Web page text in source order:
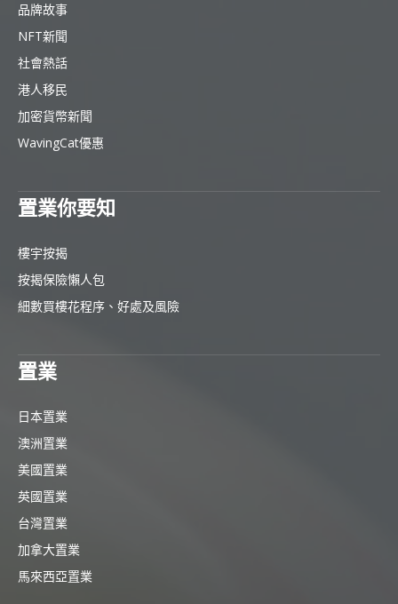
品牌故事
NFT新聞
社會熱話
港人移民
加密貨幣新聞
WavingCat優惠
置業你要知
樓宇按揭
按揭保險懶人包
細數買樓花程序、好處及風險
置業
日本置業
澳洲置業
美國置業
英國置業
台灣置業
加拿大置業
馬來西亞置業